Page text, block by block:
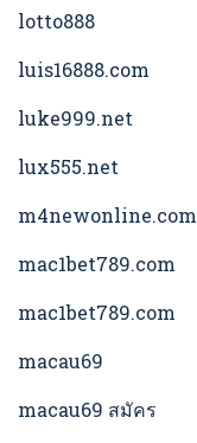
lotto888
luis16888.com
luke999.net
lux555.net
m4newonline.com
mac1bet789.com
mac1bet789.com
macau69
macau69 สมัคร